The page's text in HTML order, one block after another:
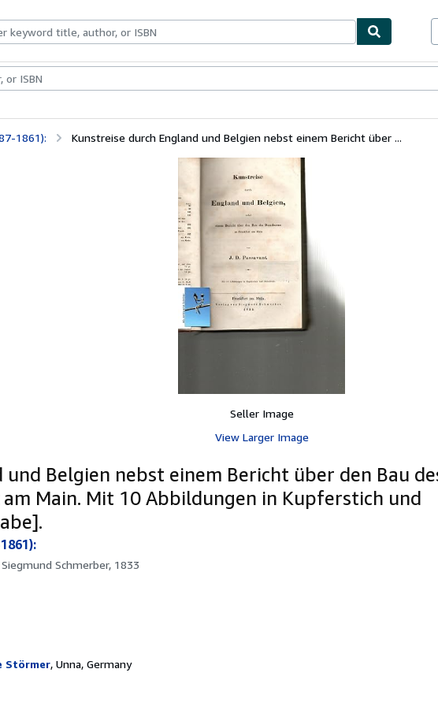
Art & Collectibles
1861): Kunstreise durch England und Belgien nebst einem Bericht über ...
Seller Image
View Larger Image
Belgien nebst einem Bericht über den Bau
Main. Mit 10 Abbildungen in Kupferstich und
Schmerber, 1833
Störmer, Unna, Germany